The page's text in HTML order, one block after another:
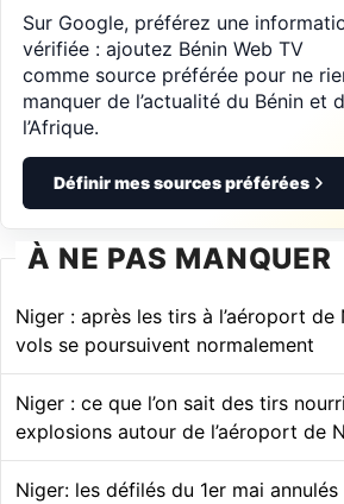
Sur Google, préférez une
vérifiée : ajoutez Bénin Web TV
comme source préférée pour ne
manquer de l’actualité du Bénin et
l’Afrique.
Définir mes sources préférées
À NE PAS MANQUER
Niger : après les tirs à l’aéroport de
vols se poursuivent normalement
Niger : ce que l’on sait des tirs
explosions autour de l’aéroport de
Niger: les défilés du 1er mai